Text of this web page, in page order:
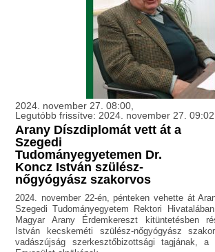
2024. november 27. 08:00,
Legutóbb frissítve: 2024. november 27. 09:02
Arany Díszdiplomát vett át a
Szegedi
Tudományegyetemen Dr.
Koncz István szülész-
nőgyógyász szakorvos
2024. november 22-én, pénteken vehette át
Szegedi Tudományegyetem Rektori
Magyar Arany Érdemkereszt kitüntetésben
István kecskeméti szülész-nőgyógyász
vadászújság szerkesztőbizottsági tagjának, a